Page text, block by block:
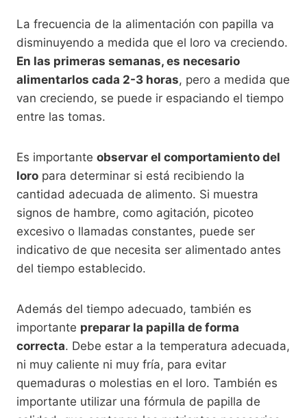
La frecuencia de la alimentación con papilla va
disminuyendo a medida que el loro va creciendo.
En las primeras semanas, es necesario
alimentarlos cada 2-3 horas, pero a medida que
van creciendo, se puede ir espaciando el tiempo
entre las tomas.
Es importante observar el comportamiento del
loro para determinar si está recibiendo la
cantidad adecuada de alimento. Si muestra
signos de hambre, como agitación, picoteo
excesivo o llamadas constantes, puede ser
indicativo de que necesita ser alimentado antes
del tiempo establecido.
Además del tiempo adecuado, también es
importante preparar la papilla de forma
correcta. Debe estar a la temperatura adecuada,
ni muy caliente ni muy fría, para evitar
quemaduras o molestias en el loro. También es
importante utilizar una fórmula de papilla de